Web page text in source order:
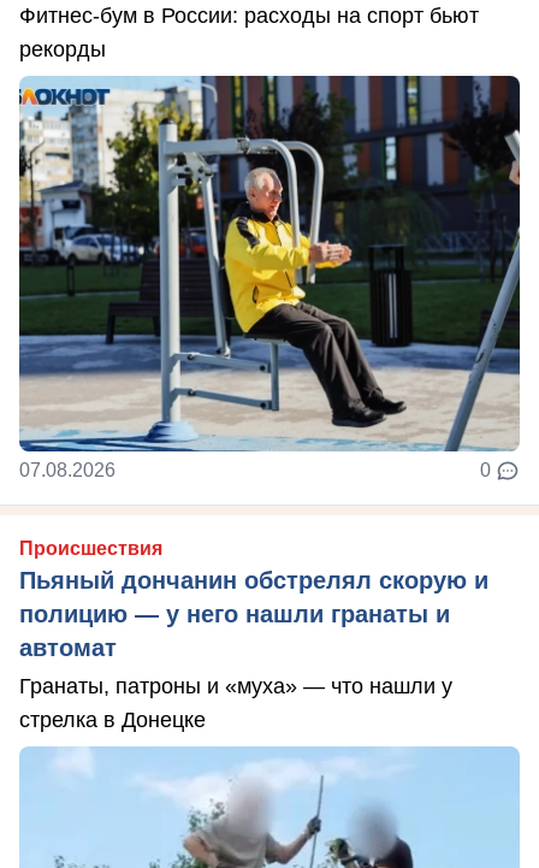
Фитнес-бум в России: расходы на спорт бьют
рекорды
07.08.2026 0
Происшествия
Пьяный дончанин обстрелял скорую и
полицию — у него нашли гранаты и
автомат
Гранаты, патроны и «муха» — что нашли у
стрелка в Донецке